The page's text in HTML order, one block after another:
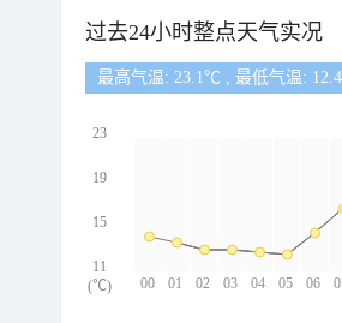
过去24小时整点天气实况
最高气温: 23.1℃ , 最低气温:
00 01 02 03 04 05 06
23
19
15
11
(℃)